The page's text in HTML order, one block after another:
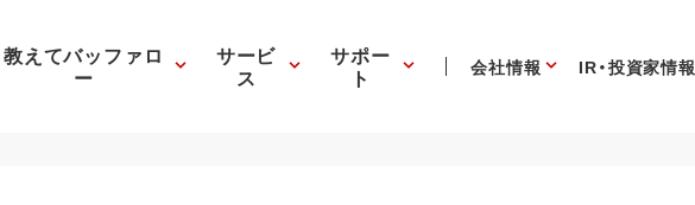
教えてバッファロ
ー
サービ
ス
サポー
ト 会社情報 IR・投資家情報